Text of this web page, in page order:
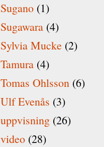
Sugano (1)
Sugawara (4)
Sylvia Mucke (2)
Tamura (4)
Tomas Ohlsson (6)
Ulf Evenås (3)
uppvisning (26)
video (28)